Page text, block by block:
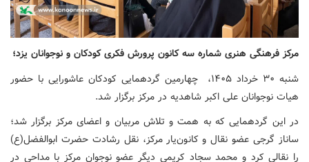
مرکز فرهنگی هنری شماره سه کانون پرورش فکری کودکان و نوجوانان یزد؛
شنبه ٣٠ خرداد ۱۴۰۵، چهارمین گردهمایی کودکان عاشورایی با حضور
هیات نوجوانان علی اکبر شاهدیه در مرکز برگزار شد.
در این گردهمایی که به همت و تلاش مربیان و اعضای مرکز برگزار شد؛
ساناز گرجی عضو نقال و کانون‌یار مرکز، نقل رشادت حضرت ابوالفضل(ع)
را نقالی کرد و محمد سجاد کریمی دیگر عضو نوجوان مرکز با مداحی در